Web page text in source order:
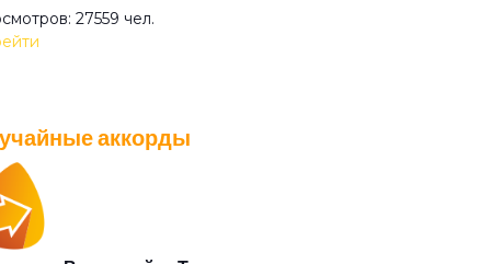
была
гуру
простого человека
27559 чел.
— Плохо танцевать: аккорды
26037 чел.
аккорды